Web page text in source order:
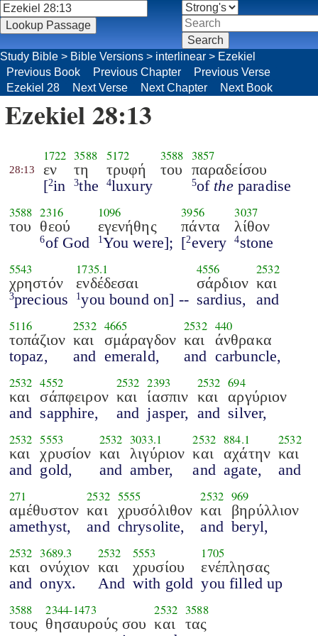
Study Bible > Bible Versions > interlinear > Ezekiel
Previous Book
Previous Chapter
Previous Verse
Ezekiel 28
Next Verse Next Chapter Next Book
Ezekiel 28:13
28:13
1722
εν
[2in
3588
τη
3the
5172
τρυφή
4luxury
3588
του
3857
παραδείσου
5of theparadise
3588
του
2316
θεού
6of God
1096
εγενήθης
1 You were];
3956
πάντα
[2every
3037
λίθον
4stone
5543
χρηστόν
3precious
1735.1
ενδέδεσαι
1you bound on] --
4556
σάρδιον
sardius,
2532
και
and
5116
τοπάζιον
topaz,
2532
και
and
4665
σμάραγδον
emerald,
2532
και
and
440
άνθρακα
carbuncle,
2532
και
and
4552
σάπφειρον
sapphire,
2532
και
and
2393
ίασπιν
jasper,
2532
και
and
694
αργύριον
silver,
2532
και
and
5553
χρυσίον
gold,
2532
και
and
3033.1
λιγύριον
amber,
2532
και
and
884.1
αχάτην
agate,
2532
και
and
271
αμέθυστον
amethyst,
2532
και
and
5555
χρυσόλιθον
chrysolite,
2532
και
and
969
βηρύλλιον
beryl,
2532
και
and
3689.3
ονύχιον
onyx.
2532
και
And
5553
χρυσίου
with gold
1705
ενέπλησας
you filled up
3588
τους
2344-1473
θησαυρούς σου
2532
και
3588
τας